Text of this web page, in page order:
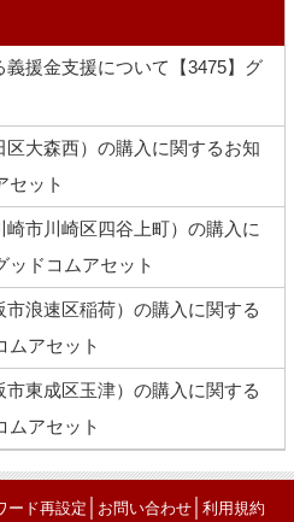
援金支援について【3475】グ
大森西）の購入に関するお知
セット
市川崎区四谷上町）の購入に
ッドコムアセット
浪速区稲荷）の購入に関する
ムアセット
東成区玉津）の購入に関する
ムアセット
ード再設定 お問い合わせ 利用規約